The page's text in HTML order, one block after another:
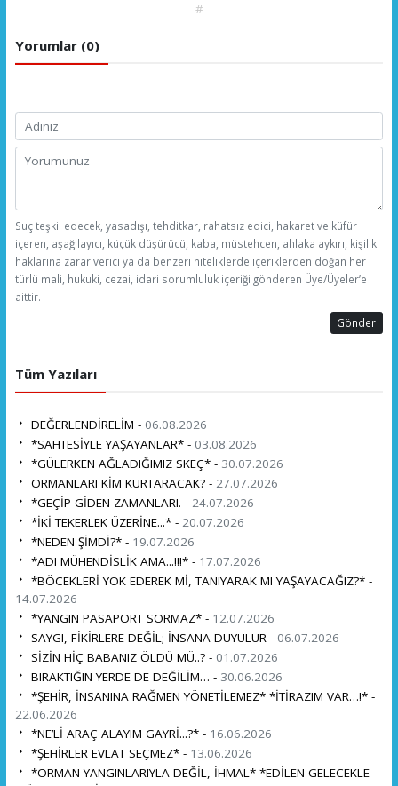
#
Yorumlar (0)
Suç teşkil edecek, yasadışı, tehditkar, rahatsız edici, hakaret ve küfür
içeren, aşağılayıcı, küçük düşürücü, kaba, müstehcen, ahlaka aykırı, kişilik
haklarına zarar verici ya da benzeri niteliklerde içeriklerden doğan her
türlü mali, hukuki, cezai, idari sorumluluk içeriği gönderen Üye/Üyeler’e
aittir.
Gönder
Tüm Yazıları
DEĞERLENDİRELİM - 06.08.2026
*SAHTESİYLE YAŞAYANLAR* - 03.08.2026
*GÜLERKEN AĞLADIĞIMIZ SKEÇ* - 30.07.2026
ORMANLARI KİM KURTARACAK? - 27.07.2026
*GEÇİP GİDEN ZAMANLARI. - 24.07.2026
*İKİ TEKERLEK ÜZERİNE...* - 20.07.2026
*NEDEN ŞİMDİ?* - 19.07.2026
*ADI MÜHENDİSLİK AMA...!!!* - 17.07.2026
*BÖCEKLERİ YOK EDEREK Mİ, TANIYARAK MI YAŞAYACAĞIZ?* -
14.07.2026
*YANGIN PASAPORT SORMAZ* - 12.07.2026
SAYGI, FİKİRLERE DEĞİL; İNSANA DUYULUR - 06.07.2026
SİZİN HİÇ BABANIZ ÖLDÜ MÜ..? - 01.07.2026
BIRAKTIĞIN YERDE DE DEĞİLİM… - 30.06.2026
*ŞEHİR, İNSANINA RAĞMEN YÖNETİLEMEZ* *İTİRAZIM VAR…!* -
22.06.2026
*NE’Lİ ARAÇ ALAYIM GAYRİ...?* - 16.06.2026
*ŞEHİRLER EVLAT SEÇMEZ* - 13.06.2026
*ORMAN YANGINLARIYLA DEĞİL, İHMAL* *EDİLEN GELECEKLE